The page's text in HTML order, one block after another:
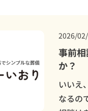
土浦市営斎
2026/
事前
か？
いいえ
なるの